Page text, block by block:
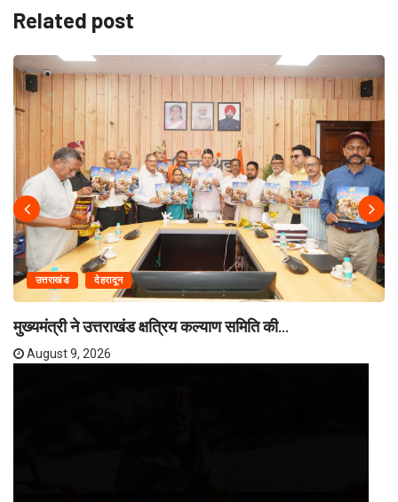
Related post
उत्तराखंड देहरादून
मुख्यमंत्री ने उत्तराखंड क्षत्रिय कल्याण समिति की...
August 9, 2026